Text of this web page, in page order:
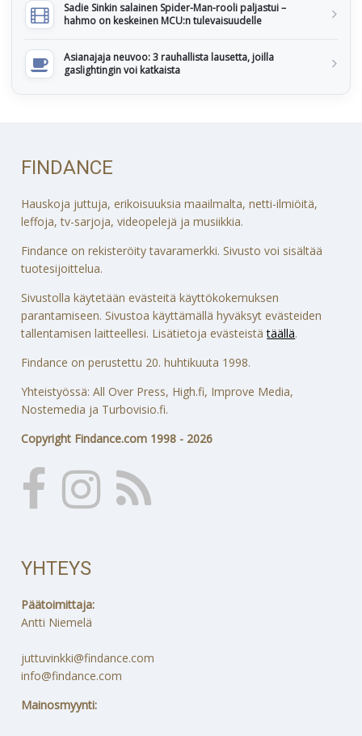
Sadie Sinkin salainen Spider-Man-rooli paljastui –
hahmo on keskeinen MCU:n tulevaisuudelle
Asianajaja neuvoo: 3 rauhallista lausetta, joilla
gaslightingin voi katkaista
FINDANCE
Hauskoja juttuja, erikoisuuksia maailmalta, netti-ilmiöitä,
leffoja, tv-sarjoja, videopelejä ja musiikkia.
Findance on rekisteröity tavaramerkki. Sivusto voi sisältää
tuotesijoittelua.
Sivustolla käytetään evästeitä käyttökokemuksen
parantamiseen. Sivustoa käyttämällä hyväksyt evästeiden
tallentamisen laitteellesi. Lisätietoja evästeistätäällä.
Findance on perustettu 20. huhtikuuta 1998.
Yhteistyössä: All Over Press, High.fi, Improve Media,
Nostemedia ja Turbovisio.fi.
Copyright Findance.com 1998 - 2026
YHTEYS
Päätoimittaja:
Antti Niemelä
juttuvinkki@findance.com
info@findance.com
Mainosmyynti: